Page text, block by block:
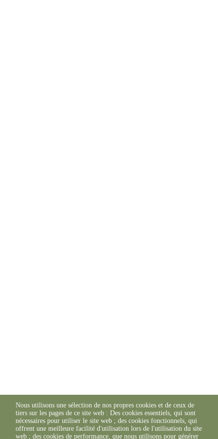
Nous utilisons une sélection de nos propres cookies et de ceux de
tiers sur les pages de ce site web : Des cookies essentiels, qui sont
nécessaires pour utiliser le site web ; des cookies fonctionnels, qui
offrent une meilleure facilité d'utilisation lors de l'utilisation du site
web ; des cookies de performance, que nous utilisons pour générer